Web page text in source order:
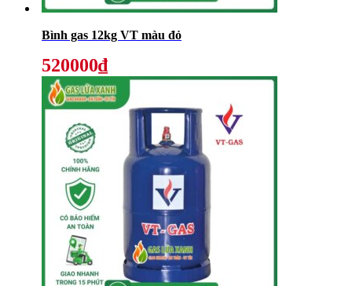
Bình gas 12kg VT màu đỏ
520000₫